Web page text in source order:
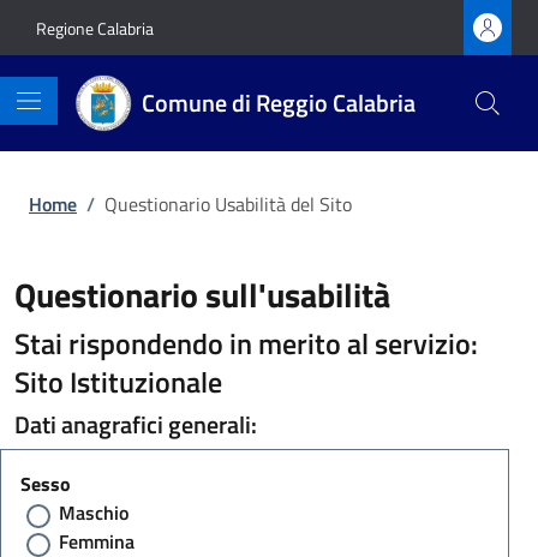
Regione Calabria
Comune di Reggio Calabria
Home / Questionario Usabilità del Sito
Questionario sull'usabilità
Stai rispondendo in merito al servizio:
Sito Istituzionale
Dati anagrafici generali:
Sesso
Maschio
Femmina